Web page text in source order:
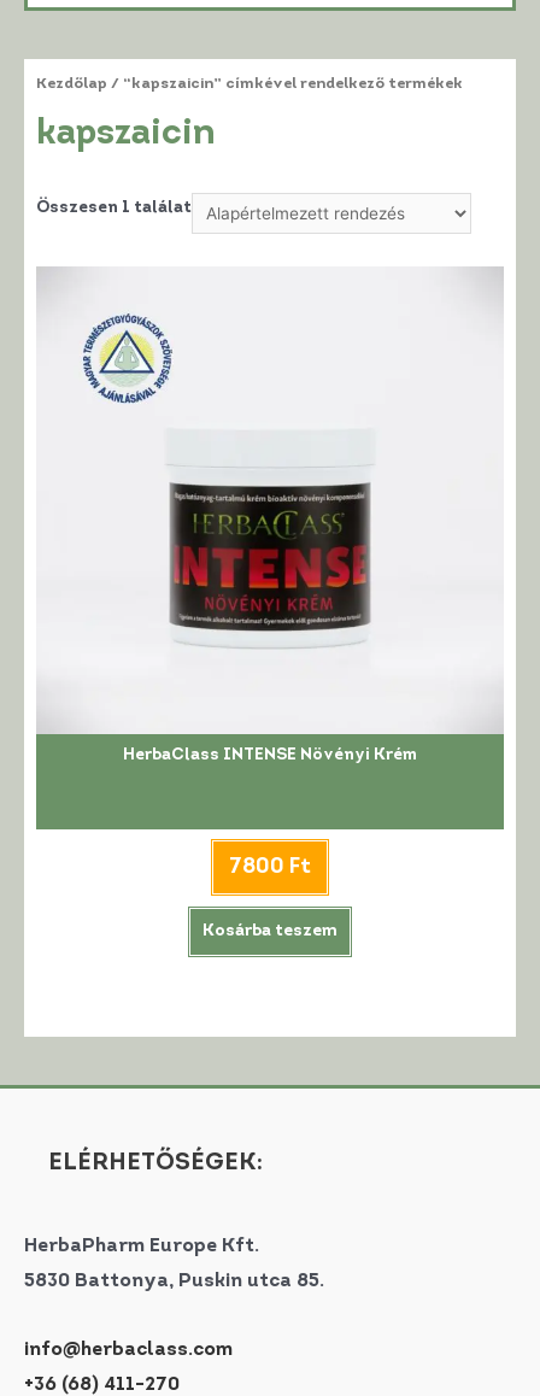
Kezdőlap / “kapszaicin” címkével rendelkező termékek
kapszaicin
Összesen 1 találat
HerbaClass INTENSE Növényi Krém
7800 Ft
Kosárba teszem
ELÉRHETŐSÉGEK:
HerbaPharm Europe Kft.
5830 Battonya, Puskin utca 85.
info@herbaclass.com
+36 (68) 411-270